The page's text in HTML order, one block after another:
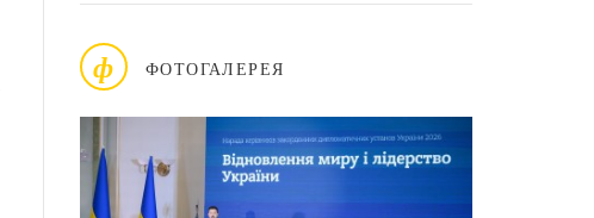
ф ФОТОГАЛЕРЕЯ